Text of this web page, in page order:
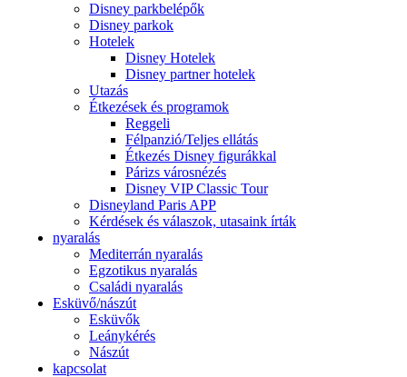
Disney parkbelépők
Disney parkok
Hotelek
Disney Hotelek
Disney partner hotelek
Utazás
Étkezések és programok
Reggeli
Félpanzió/Teljes ellátás
Étkezés Disney figurákkal
Párizs városnézés
Disney VIP Classic Tour
Disneyland Paris APP
Kérdések és válaszok, utasaink írták
nyaralás
Mediterrán nyaralás
Egzotikus nyaralás
Családi nyaralás
Esküvő/nászút
Esküvők
Leánykérés
Nászút
kapcsolat